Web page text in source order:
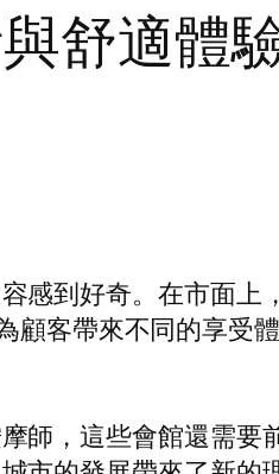
舒適體
感到好奇。在市面
客帶來不同的享受
，這些會館還需要